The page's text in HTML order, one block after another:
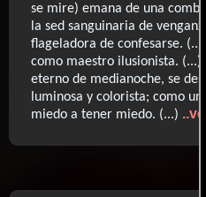
se mire) emana de una
la sed sanguinaria de
flageladora de confesarse.
como maestro ilusionista. (...)
eterno de medianoche, se
luminosa y colorista; como
miedo a tener miedo. (...)